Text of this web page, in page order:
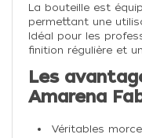
La bouteille est
permettant une
Idéal pour les
finition régulière et
Les
Amarena
Véritables